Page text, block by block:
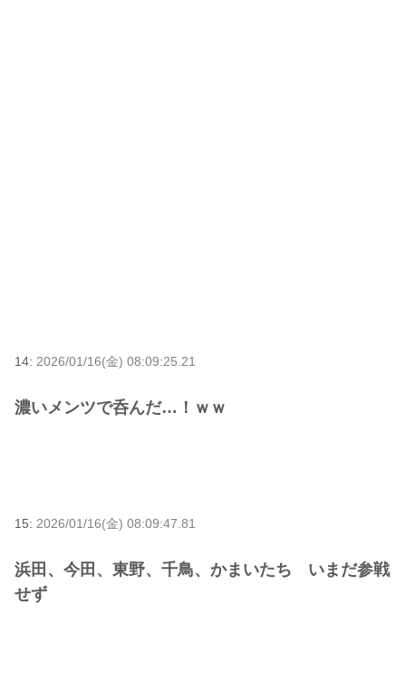
14: 2026/01/16(金) 08:09:25.21
濃いメンツで呑んだ…！ｗｗ
15: 2026/01/16(金) 08:09:47.81
浜田、今田、東野、千鳥、かまいたち いまだ参戦
せず